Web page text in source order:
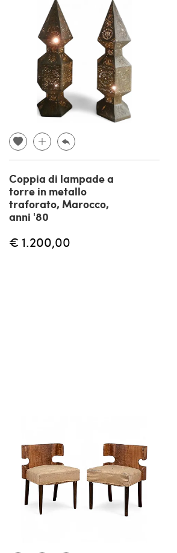
Coppia di lampade a
torre in metallo
traforato, Marocco,
anni '80
€ 1.200,00